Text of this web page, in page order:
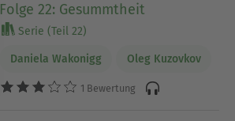
Folge 22: Gesummtheit
Serie (Teil 22)
Daniela Wakonigg Oleg Kuzovkov
1 Bewertung